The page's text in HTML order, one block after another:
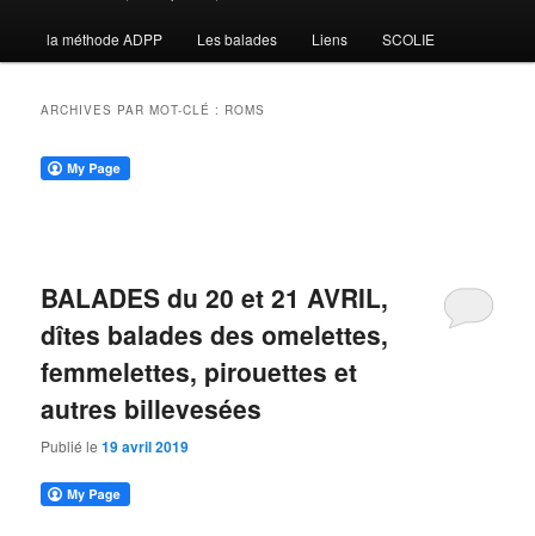
contenu
principal
contenu
secondaire
la méthode ADPP Les balades Liens SCOLIE
ARCHIVES PAR MOT-CLÉ : ROMS
BALADES du 20 et 21 AVRIL,
dîtes balades des omelettes,
femmelettes, pirouettes et
autres billevesées
Publié le19 avril 2019